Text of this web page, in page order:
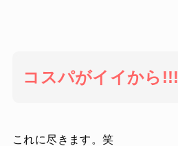
コスパがイイから!!!
これに尽きます。笑